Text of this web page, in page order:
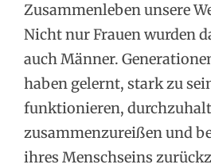
Zusammenleben unsere
Nicht nur Frauen wurden
auch Männer.
haben gelernt, stark zu
funktionieren,
zusammenzureißen und
ihres Menschseins